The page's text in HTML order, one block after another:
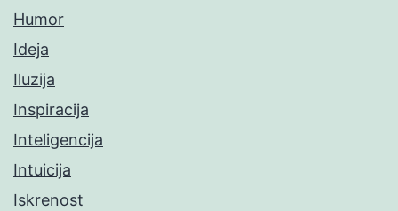
Humor
Ideja
Iluzija
Inspiracija
Inteligencija
Intuicija
Iskrenost